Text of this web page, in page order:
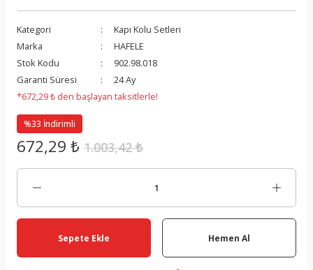
Kategori
Kapı Kolu Setleri
Marka
HAFELE
Stok Kodu
902.98.018
Garanti Süresi
24 Ay
*672,29 ₺ den başlayan taksitlerle!
%33 İndirimli
672,29 ₺ 1.003,42 ₺
Sepete Ekle Hemen Al